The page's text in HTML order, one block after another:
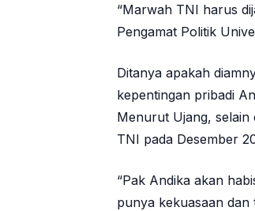
“Marwah TNI harus
Pengamat Politik
Ditanya apakah
kepentingan pribadi
Menurut Ujang, selain
TNI pada Desember
“Pak Andika akan
punya kekuasaan